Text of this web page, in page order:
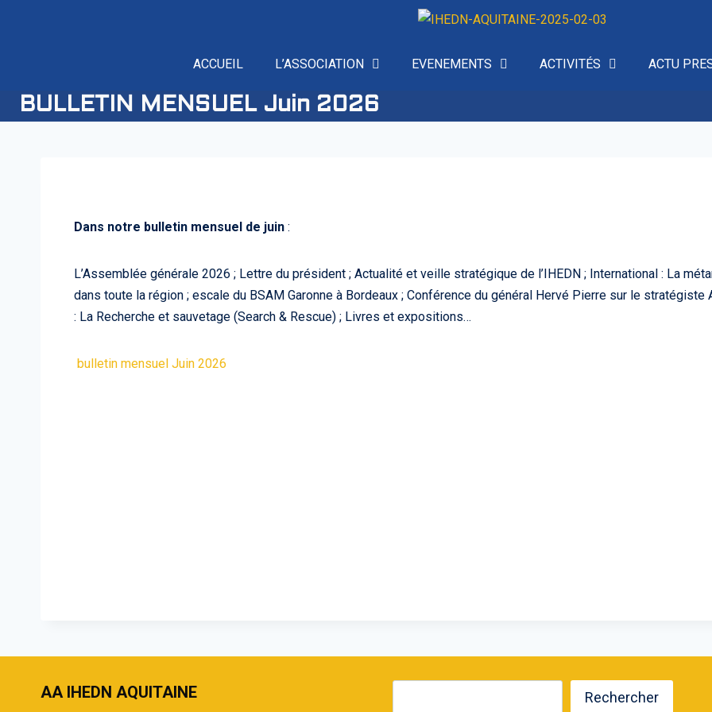
ACCUEIL L’ASSOCIATION EVENEMENTS ACTIVITÉS ACTU
BULLETIN MENSUEL Juin 2026
Dans notre bulletin mensuel de juin :
L’Assemblée générale 2026 ; Lettre du président ; Actualité et veille stratégique de l’IHEDN ; International : La
dans toute la région ; escale du BSAM Garonne à Bordeaux ; Conférence du général Hervé Pierre sur le
: La Recherche et sauvetage (Search & Rescue) ; Livres et expositions…
bulletin mensuel Juin 2026
AA IHEDN AQUITAINE Rechercher